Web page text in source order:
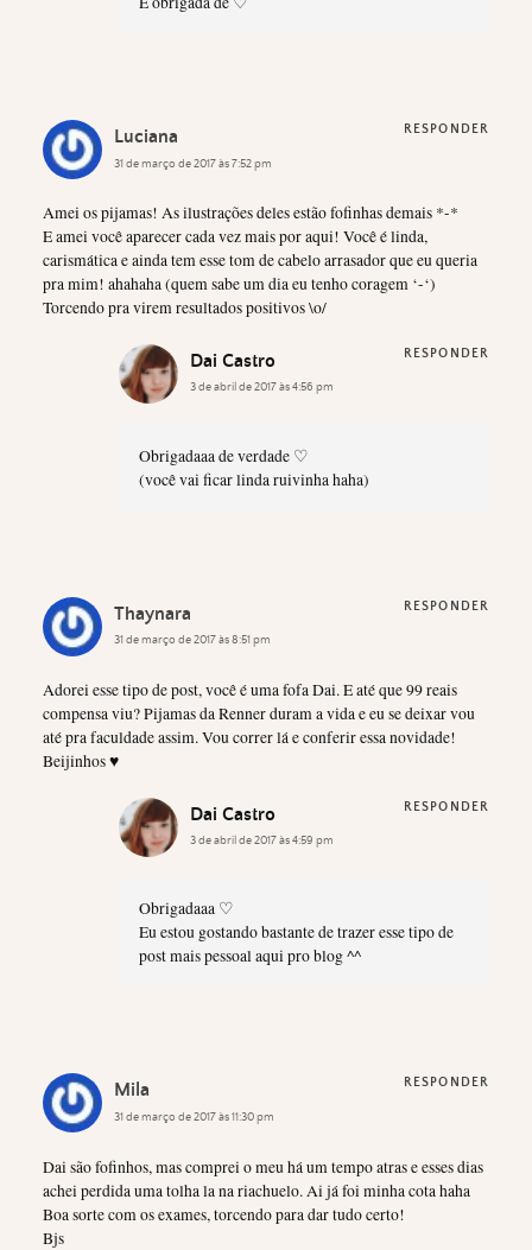
Luciana
31 de março de 2017 às 7:52 pm
Amei os pijamas! As ilustrações deles estão fofinhas demais *-*
E amei você aparecer cada vez mais por aqui! Você é linda,
carismática e ainda tem esse tom de cabelo arrasador que eu queria
pra mim! ahahaha (quem sabe um dia eu tenho coragem ‘-‘)
Torcendo pra virem resultados positivos \o/
RESPONDER
Dai Castro
3 de abril de 2017 às 4:56 pm
Obrigadaaa de verdade ♡
(você vai ficar linda ruivinha haha)
RESPONDER
Thaynara
31 de março de 2017 às 8:51 pm
Adorei esse tipo de post, você é uma fofa Dai. E até que 99 reais
compensa viu? Pijamas da Renner duram a vida e eu se deixar vou
até pra faculdade assim. Vou correr lá e conferir essa novidade!
Beijinhos ♥
RESPONDER
Dai Castro
3 de abril de 2017 às 4:59 pm
Obrigadaaa ♡
Eu estou gostando bastante de trazer esse tipo de
post mais pessoal aqui pro blog ^^
RESPONDER
Mila
31 de março de 2017 às 11:30 pm
Dai são fofinhos, mas comprei o meu há um tempo atras e esses dias
achei perdida uma tolha la na riachuelo. Ai já foi minha cota haha
Boa sorte com os exames, torcendo para dar tudo certo!
Bjs
RESPONDER